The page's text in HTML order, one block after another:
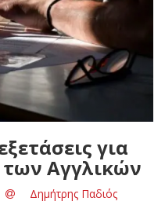
για
Αγγλικών
Δημήτρης Παδιός